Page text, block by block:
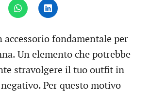
accessorio fondamentale per
Un elemento che potrebbe
stravolgere il tuo outfit in
Per questo motivo